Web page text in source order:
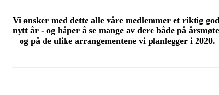
Vi ønsker med dette alle våre medlemmer et riktig
nytt år - og håper å se mange av dere både på
og på de ulike arrangementene vi planlegger i 2020.